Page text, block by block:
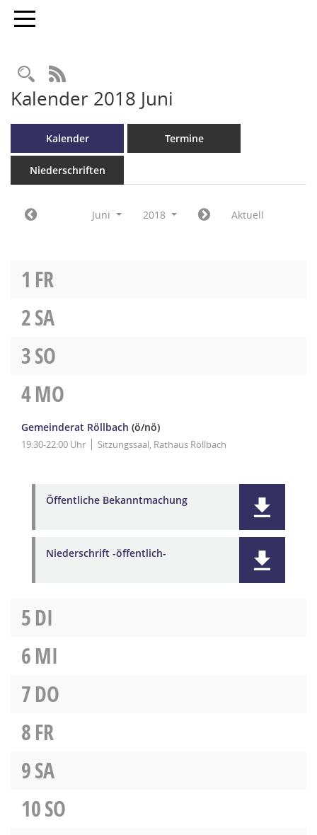
Toggle navigation
RSS-Feed
Kalender 2018 Juni
Kalender Termine
Niederschriften
Juni 2018 Aktuell
1 FR
2SA
3SO
4MO
Gemeinderat Röllbach (ö/nö)
19:30-22:00 Uhr Sitzungssaal, Rathaus Röllbach
Öffentliche Bekanntmachung
Niederschrift -öffentlich-
5DI
6MI
7DO
8FR
9SA
10SO